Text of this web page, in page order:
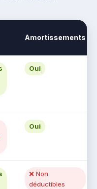
Amortissements
Oui
Oui
❌ Non
déductibles